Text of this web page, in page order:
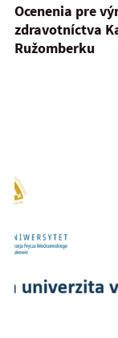
Ocenenia pre
zdravotníctva
Ružomberku